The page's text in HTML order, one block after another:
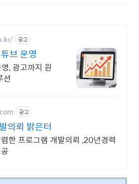
광고
브 운영
, 광고까지 원
션
광고
의뢰 밝은터
한 프로그램 개발의뢰 ,20년경력